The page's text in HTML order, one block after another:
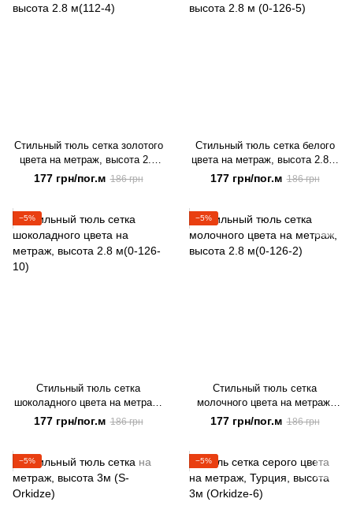
Стильный тюль сетка золотого
цвета на метраж, высота 2.8
м(112-4)
177 грн/пог.м 186 грн
Стильный тюль сетка белого
цвета на метраж, высота 2.8 м
(0-126-5)
177 грн/пог.м 186 грн
−5%
Стильный тюль сетка
шоколадного цвета на метраж,
высота 2.8 м(0-126-10)
177 грн/пог.м 186 грн
−5%
Стильный тюль сетка
молочного цвета на метраж,
высота 2.8 м(0-126-2)
177 грн/пог.м 186 грн
−5% −5%